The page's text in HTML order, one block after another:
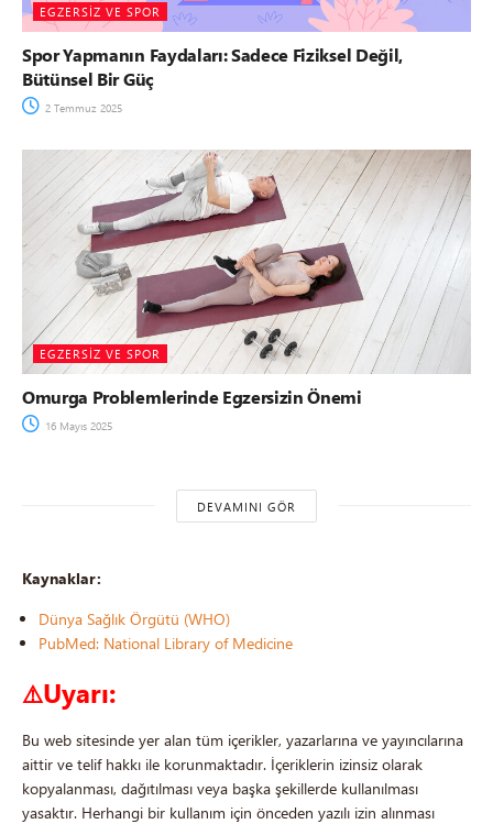
EGZERSIZ VE SPOR
Spor Yapmanın Faydaları: Sadece Fiziksel Değil,
Bütünsel Bir Güç
2 Temmuz 2025
EGZERSIZ VE SPOR
Omurga Problemlerinde Egzersizin Önemi
16 Mayıs 2025
DEVAMINI GÖR
Kaynaklar:
Dünya Sağlık Örgütü (WHO)
PubMed: National Library of Medicine
⚠️Uyarı:
Bu web sitesinde yer alan tüm içerikler, yazarlarına ve yayıncılarına
aittir ve telif hakkı ile korunmaktadır. İçeriklerin izinsiz olarak
kopyalanması, dağıtılması veya başka şekillerde kullanılması
yasaktır. Herhangi bir kullanım için önceden yazılı izin alınması